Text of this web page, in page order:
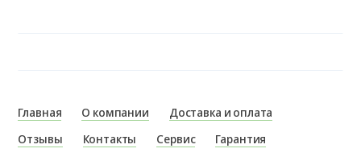
Главная О компании
Доставка и оплата
Отзывы
Контакты Сервис
Гарантия